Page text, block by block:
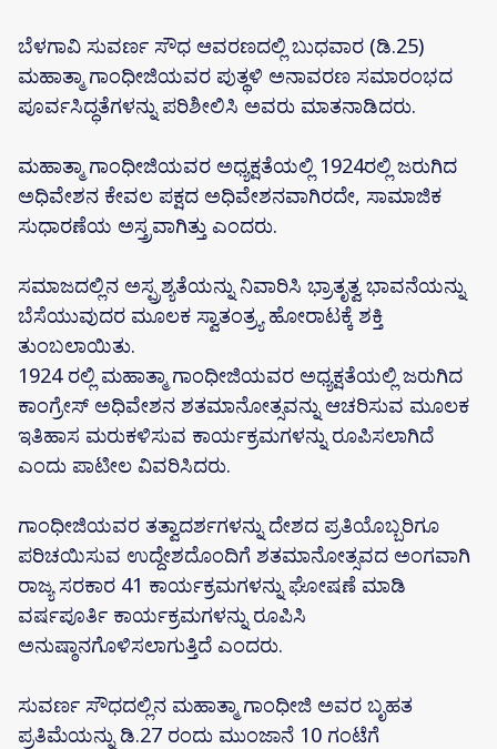
ಬೆಳಗಾವಿ ಸುವರ್ಣ ಸೌಧ ಆವರಣದಲ್ಲಿ ಬುಧವಾರ (ಡಿ.25)
ಮಹಾತ್ಮಾ ಗಾಂಧೀಜಿಯವರ ಪುತ್ಥಳಿ ಅನಾವರಣ ಸಮಾರಂಭದ
ಪೂರ್ವಸಿದ್ಧತೆಗಳನ್ನು ಪರಿಶೀಲಿಸಿ ಅವರು‌ ಮಾತನಾಡಿದರು.
ಮಹಾತ್ಮಾ ಗಾಂಧೀಜಿಯವರ ಅಧ್ಯಕ್ಷತೆಯಲ್ಲಿ 1924ರಲ್ಲಿ ಜರುಗಿದ
ಅಧಿವೇಶನ ಕೇವಲ ಪಕ್ಷದ ಅಧಿವೇಶನವಾಗಿರದೇ, ಸಾಮಾಜಿಕ‌
ಸುಧಾರಣೆಯ ಅಸ್ತ್ರವಾಗಿತ್ತು ಎಂದರು.
ಸಮಾಜದಲ್ಲಿನ‌ ಅಸ್ಪ್ರಶ್ಯತೆಯನ್ನು ನಿವಾರಿಸಿ ಭ್ರಾತೃತ್ವ ಭಾವನೆಯನ್ನು
ಬೆಸೆಯುವುದರ ಮೂಲಕ ಸ್ವಾತಂತ್ರ್ಯ ಹೋರಾಟಕ್ಕೆ ಶಕ್ತಿ
ತುಂಬಲಾಯಿತು.
1924 ರಲ್ಲಿ ಮಹಾತ್ಮಾ ಗಾಂಧೀಜಿಯವರ ಅಧ್ಯಕ್ಷತೆಯಲ್ಲಿ ಜರುಗಿದ
ಕಾಂಗ್ರೇಸ್ ಅಧಿವೇಶನ ಶತಮಾನೋತ್ಸವನ್ನು ಆಚರಿಸುವ ಮೂಲಕ
ಇತಿಹಾಸ ಮರುಕಳಿಸುವ ಕಾರ್ಯಕ್ರಮಗಳನ್ನು ರೂಪಿಸಲಾಗಿದೆ
ಎಂದು ಪಾಟೀಲ ವಿವರಿಸಿದರು.
ಗಾಂಧೀಜಿಯವರ ತತ್ವಾದರ್ಶಗಳನ್ನು ದೇಶದ ಪ್ರತಿಯೊಬ್ಬರಿಗೂ
ಪರಿಚಯಿಸುವ ಉದ್ದೇಶದೊಂದಿಗೆ ಶತಮಾನೋತ್ಸವದ ಅಂಗವಾಗಿ
ರಾಜ್ಯ ಸರಕಾರ 41 ಕಾರ್ಯಕ್ರಮಗಳನ್ನು ಘೋಷಣೆ ಮಾಡಿ
ವರ್ಷಪೂರ್ತಿ ಕಾರ್ಯಕ್ರಮಗಳನ್ನು ರೂಪಿಸಿ
ಅನುಷ್ಠಾನಗೊಳಿಸಲಾಗುತ್ತಿದೆ ಎಂದರು.
ಸುವರ್ಣ ಸೌಧದಲ್ಲಿನ ಮಹಾತ್ಮಾ ಗಾಂಧೀಜಿ ಅವರ ಬೃಹತ
ಪ್ರತಿಮೆಯನ್ನು ಡಿ.27 ರಂದು ಮುಂಜಾನೆ 10 ಗಂಟೆಗೆ